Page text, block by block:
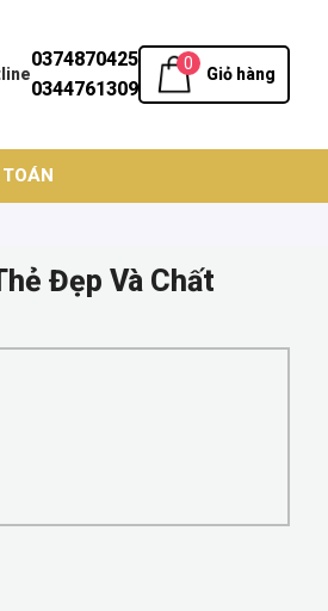
0374870425
0344761309
0
Giỏ hàng
Đẹp Và Chất